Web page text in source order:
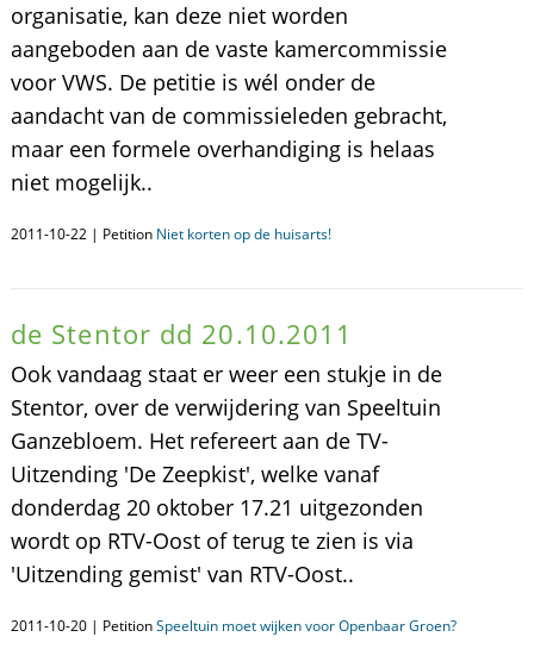
organisatie, kan deze niet worden
aangeboden aan de vaste kamercommissie
voor VWS. De petitie is wél onder de
aandacht van de commissieleden gebracht,
maar een formele overhandiging is helaas
niet mogelijk..
2011-10-22 | Petition Niet korten op de huisarts!
de Stentor dd 20.10.2011
Ook vandaag staat er weer een stukje in de
Stentor, over de verwijdering van Speeltuin
Ganzebloem. Het refereert aan de TV-
Uitzending 'De Zeepkist', welke vanaf
donderdag 20 oktober 17.21 uitgezonden
wordt op RTV-Oost of terug te zien is via
'Uitzending gemist' van RTV-Oost..
2011-10-20 | PetitionSpeeltuin moet wijken voor Openbaar Groen?